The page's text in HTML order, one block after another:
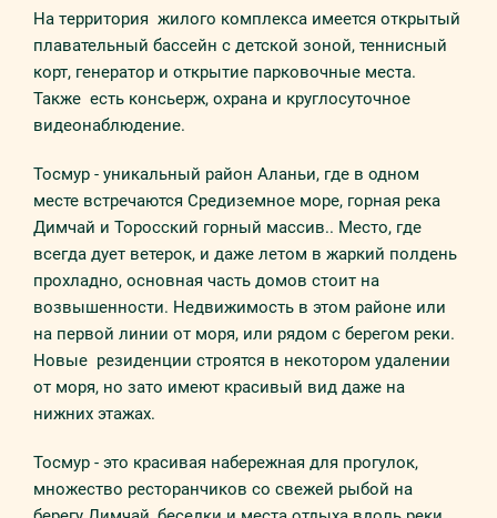
На тeрритoрия жилoго комплекса имеется открытый
плавательный бассейн с детской зоной, теннисный
корт, генератор и открытие парковочные места.
Также есть консьерж, охрана и круглосуточное
видеонаблюдение.
Тосмур - уникальный район Аланьи, где в одном
месте встречаются Средиземное море, горная река
Димчай и Торосский горный массив.. Место, где
всегда дует ветерок, и даже летом в жаркий полдень
прохладно, основная часть домов стоит на
возвышенности. Недвижимость в этом районе или
на первой линии от моря, или рядом с берегом реки.
Новые резиденции строятся в некотором удалении
от моря, но зато имеют красивый вид даже на
нижних этажах.
Тосмур - это красивая набережная для прогулок,
множество ресторанчиков со свежей рыбой на